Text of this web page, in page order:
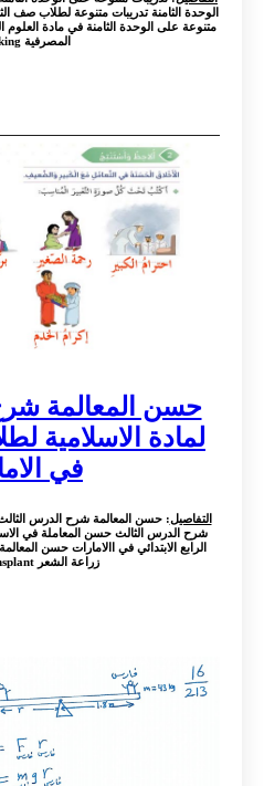
الوحدة الثامنة تدريبات متنوعة لطلاب صف
متنوعة على الوحدة الثامنة في مادة
المصرفية Banking ...
حسن المعالمة
لمادة الاسلامية
في
التفاصيل: حسن المعالمة شرح الدرس الثالث
شرح الدرس الثالث حسن المعاملة في
الرابع الابتدائي في االامارات حسن
زراعة الشعر Hair Transplant ...